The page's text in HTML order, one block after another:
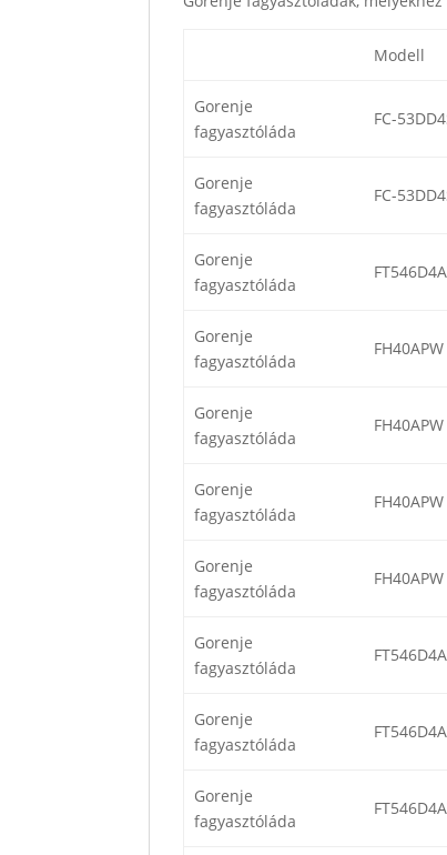
Modell
Gorenje
fagyasztóláda
FC-
Gorenje
fagyasztóláda
FC-
Gorenje
fagyasztóláda
Gorenje
fagyasztóláda
FH40APW
Gorenje
fagyasztóláda
FH40APW
Gorenje
fagyasztóláda
FH40APW
Gorenje
fagyasztóláda
FH40APW
Gorenje
fagyasztóláda
Gorenje
fagyasztóláda
Gorenje
fagyasztóláda